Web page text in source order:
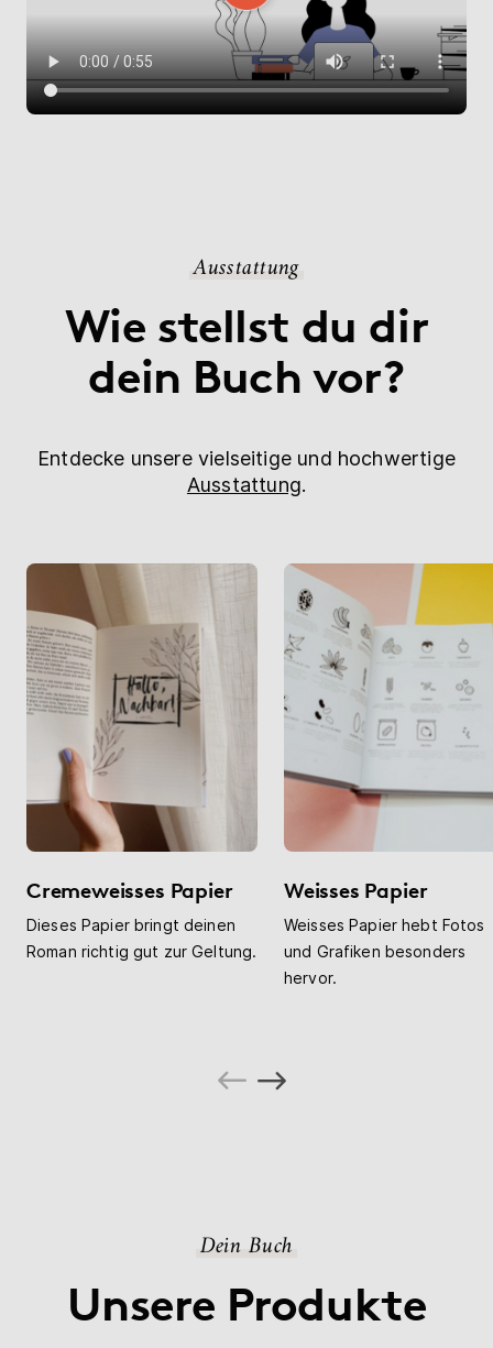
Ausstattung
Wie stellst du dir
dein Buch vor?
Entdecke unsere vielseitige und hochwertige
Ausstattung.
Cremeweisses Papier
Dieses Papier bringt deinen
Roman richtig gut zur Geltung.
Weisses Papier
Weisses Papier hebt Fotos
und Grafiken besonders
hervor.
Dein Buch
Unsere Produkte